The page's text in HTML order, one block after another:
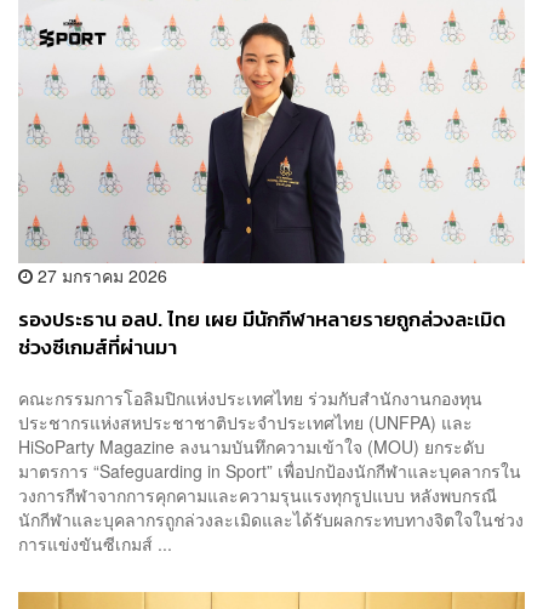
27 มกราคม 2026
รองประธาน อลป. ไทย เผย มีนักกีฬาหลายรายถูกล่วงละเมิด
ช่วงซีเกมส์ที่ผ่านมา
คณะกรรมการโอลิมปิกแห่งประเทศไทย ร่วมกับสำนักงานกองทุน
ประชากรแห่งสหประชาชาติประจำประเทศไทย (UNFPA) และ
HiSoParty Magazine ลงนามบันทึกความเข้าใจ (MOU) ยกระดับ
มาตรการ “Safeguarding in Sport” เพื่อปกป้องนักกีฬาและบุคลากรใน
วงการกีฬาจากการคุกคามและความรุนแรงทุกรูปแบบ หลังพบกรณี
นักกีฬาและบุคลากรถูกล่วงละเมิดและได้รับผลกระทบทางจิตใจในช่วง
การแข่งขันซีเกมส์ ...